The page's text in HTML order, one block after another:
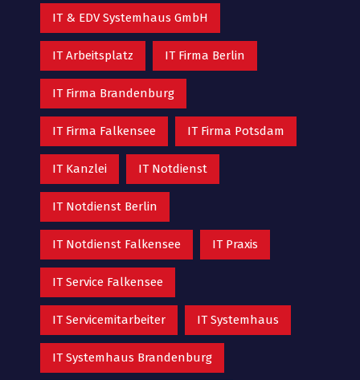
IT & EDV Systemhaus GmbH
IT Arbeitsplatz IT Firma Berlin
IT Firma Brandenburg
IT Firma Falkensee IT Firma Potsdam
IT Kanzlei IT Notdienst
IT Notdienst Berlin
IT Notdienst Falkensee IT Praxis
IT Service Falkensee
IT Servicemitarbeiter IT Systemhaus
IT Systemhaus Brandenburg